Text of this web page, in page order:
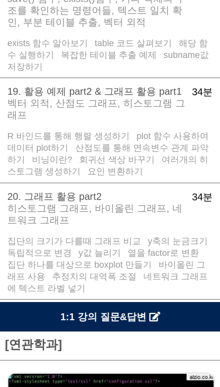
조를 확인하는 명령어들, 텍스트 일치 확
인, 부분 테이블 추출, 벡터 외적
exists 함수 알아보기 table 코드 살펴보기
해당 함
수 실행하기
복잡한 테이블 추출 예제
subname값
저장하기
34분
19. 활용 예제 part2 & 그래프 활용 part1
벡터 외적, 산점도 그래프, 히스토그램 그
래프
R 바인드를 통해 행렬 생성하기
plot 함수 사용하여
데이터 plot하기
산점도를 통해 연속변수 관계 파악
하기
비닝이란? 회귀선 색상 바꾸기
여러개의 히
스토그램 생성하기
요인 변환하기
34분
20. 그래프 활용 part2
히스토그램 그래프, 바이올린 그래프, 네
트워크 그래프
집단의 크기가 다를때 그래프 비교
y축의 눈금크기
독립적으로 변경
y값 늘리기 열을 factor로 변환
집단 하나를 대상으로 boxplot 만들기
바이올린 그
래프 사용
추정치의 대역폭 조절
네트워크 그래프
에 텍스트 라벨 넣기
1:1 강의 질문&답변
[연관학과]